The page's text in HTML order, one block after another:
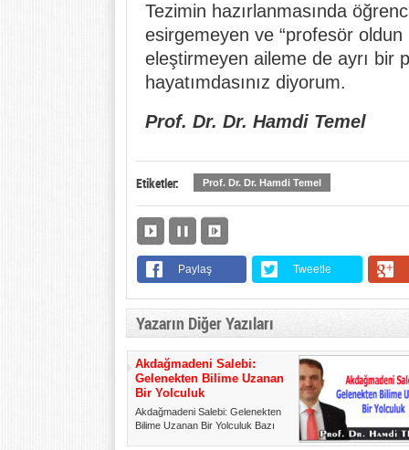
Tezimin hazırlanmasında
esirgemeyen ve “profesör oldun
eleştirmeyen aileme de ayrı bir
hayatımdasınız diyorum.
Prof. Dr. Dr. Hamdi Temel
Etiketler: Prof. Dr. Dr. Hamdi Temel
Paylaş Tweetle
Yazarın Diğer Yazıları
Akdağmadeni Salebi:
Gelenekten Bilime Uzanan
Bir Yolculuk
Akdağmadeni Salebi: Gelenekten
Bilime Uzanan Bir Yolculuk Bazı